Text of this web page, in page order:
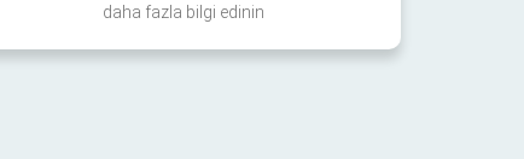
daha fazla bilgi edinin